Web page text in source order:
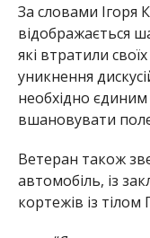
За словами Ігоря
відображається
які втратили
уникнення
необхідно
вшановувати
Ветеран також
автомобіль, із
кортежів із тілом